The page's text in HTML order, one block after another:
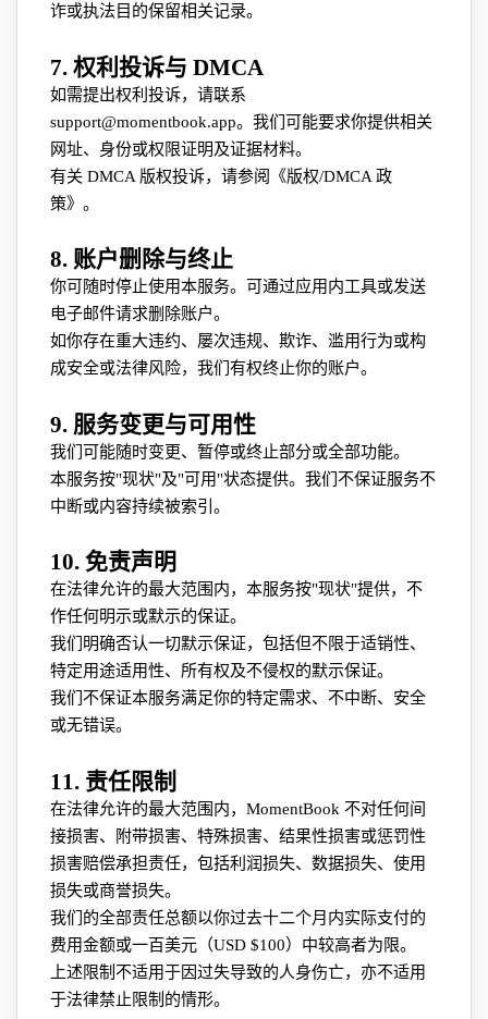
诈或执法目的保留相关记录。
7. 权利投诉与 DMCA
如需提出权利投诉，请联系
support@momentbook.app。我们可能要求你提供相关
网址、身份或权限证明及证据材料。
有关 DMCA 版权投诉，请参阅《版权/DMCA 政
策》。
8. 账户删除与终止
你可随时停止使用本服务。可通过应用内工具或发送
电子邮件请求删除账户。
如你存在重大违约、屡次违规、欺诈、滥用行为或构
成安全或法律风险，我们有权终止你的账户。
9. 服务变更与可用性
我们可能随时变更、暂停或终止部分或全部功能。
本服务按"现状"及"可用"状态提供。我们不保证服务不
中断或内容持续被索引。
10. 免责声明
在法律允许的最大范围内，本服务按"现状"提供，不
作任何明示或默示的保证。
我们明确否认一切默示保证，包括但不限于适销性、
特定用途适用性、所有权及不侵权的默示保证。
我们不保证本服务满足你的特定需求、不中断、安全
或无错误。
11. 责任限制
在法律允许的最大范围内，MomentBook 不对任何间
接损害、附带损害、特殊损害、结果性损害或惩罚性
损害赔偿承担责任，包括利润损失、数据损失、使用
损失或商誉损失。
我们的全部责任总额以你过去十二个月内实际支付的
费用金额或一百美元（USD $100）中较高者为限。
上述限制不适用于因过失导致的人身伤亡，亦不适用
于法律禁止限制的情形。